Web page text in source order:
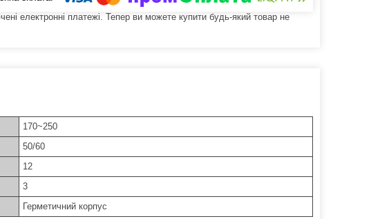
електронні платежі. Тепер ви можете купити будь-який товар не
170~250
50/60
12
3
Герметичний корпус